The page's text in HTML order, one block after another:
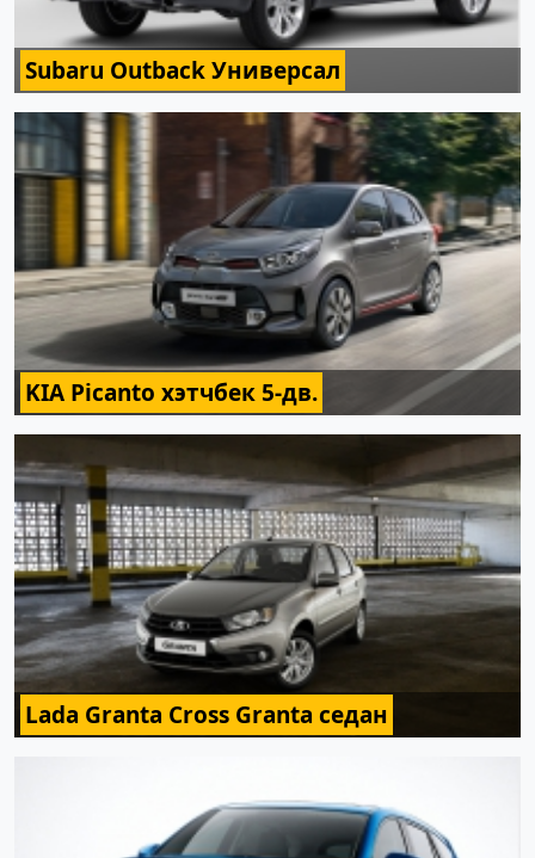
Subaru Outback Универсал
KIA Picanto хэтчбек 5-дв.
Lada Granta Cross Granta седан